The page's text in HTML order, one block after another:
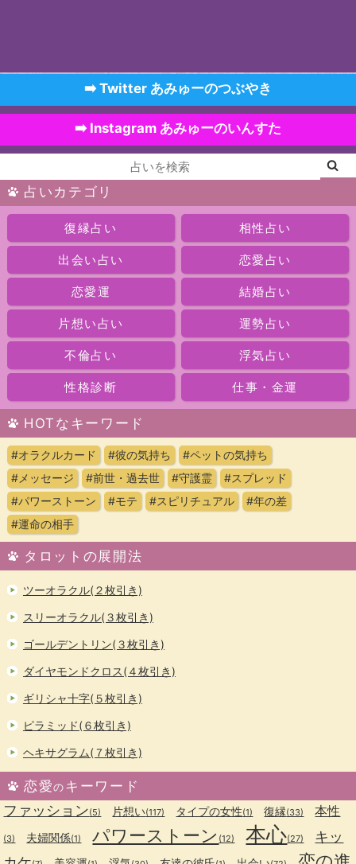
➡️ Twitter あみゅーのつぶやき
➡️ Instagram あみゅーのいんすた
占いカテゴリ
復縁占い 相性占い
出会い占い 恋愛占い
恋愛運 結婚占い
片想い占い 運勢占い
不倫占い 浮気占い
性格診断 仕事・金運
HOTなキーワード
#オラクルカード #彼の気持ち
#ペットの気持ち
#メッセージ
#前世・過去世 #守護霊
#スプレッド
#パワーストーン
#モテ #スピリチュアル
#年の差
#運命の相手
タロットの展開法
ツーオラクル(２枚引き)
スリーオラクル(３枚引き)
ゴールデントリン(３枚引き)
ダイヤモンドクロス(４枚引き)
ギリシャ十字(５枚引き)
ピラミッド(６枚引き)
ヘキサグラム(７枚引き)
恋愛のキーワード
ファッション(5) 片想い(117) タイプの女性(1) 復縁(33) 本性
(3) 夫婦関係(1) パワーストーン (12) 本心(27)
キッ